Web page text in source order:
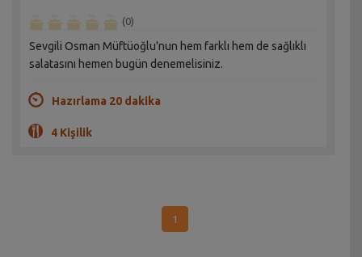
(0)
Sevgili Osman Müftüoğlu'nun hem farklı hem de sağlıklı
salatasını hemen bugün denemelisiniz.
Hazırlama 20 dakika
4 Kişilik
1